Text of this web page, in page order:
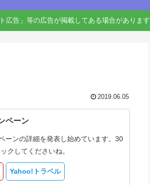
広告」等の広告が掲載してある場合があります
2019.06.05
ペーン
ーンの詳細を発表し始めています。30
クしてくださいね。
Yahoo!トラベル